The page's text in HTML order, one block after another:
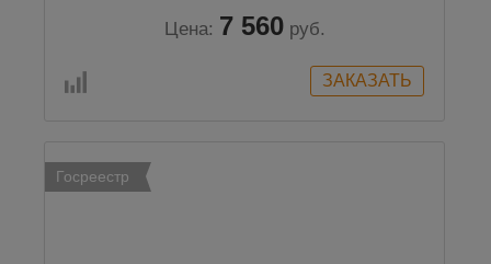
Цена: 7 560 руб.
Госреестр